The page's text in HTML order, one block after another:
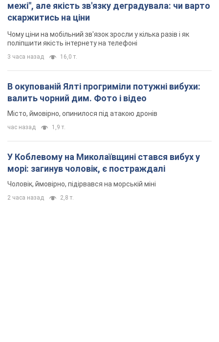
межі", але якість зв'язку деградувала: чи варто
скаржитись на ціни
Чому ціни на мобільний зв'язок зросли у кілька разів і як
поліпшити якість інтернету на телефоні
3 часа назад 16,0 т.
В окупованій Ялті прогриміли потужні вибухи:
валить чорний дим. Фото і відео
Місто, ймовірно, опинилося під атакою дронів
час назад 1,9 т.
У Коблевому на Миколаївщині стався вибух у
морі: загинув чоловік, є постраждалі
Чоловік, ймовірно, підірвався на морській міні
2 часа назад 2,8 т.